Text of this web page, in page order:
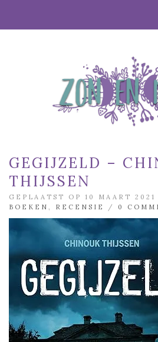
GEGIJZELD –
THIJSSEN
GEPLAATST OP 10 MAART 2021
BOEKEN
RECENSIE / 0